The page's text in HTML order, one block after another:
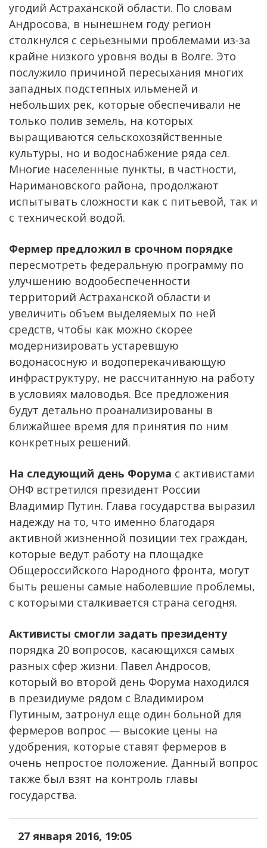
угодий Астраханской области. По словам
Андросова, в нынешнем году регион
столкнулся с серьезными проблемами из-за
крайне низкого уровня воды в Волге. Это
послужило причиной пересыхания многих
западных подстепных ильменей и
небольших рек, которые обеспечивали не
только полив земель, на которых
выращиваются сельскохозяйственные
культуры, но и водоснабжение ряда сел.
Многие населенные пункты, в частности,
Наримановского района, продолжают
испытывать сложности как с питьевой, так и
с технической водой.
Фермер предложил в срочном порядке
пересмотреть федеральную программу по
улучшению водообеспеченности
территорий Астраханской области и
увеличить объем выделяемых по ней
средств, чтобы как можно скорее
модернизировать устаревшую
водонасосную и водоперекачивающую
инфраструктуру, не рассчитанную на работу
в условиях маловодья. Все предложения
будут детально проанализированы в
ближайшее время для принятия по ним
конкретных решений.
На следующий день Форума с активистами
ОНФ встретился президент России
Владимир Путин. Глава государства выразил
надежду на то, что именно благодаря
активной жизненной позиции тех граждан,
которые ведут работу на площадке
Общероссийского Народного фронта, могут
быть решены самые наболевшие проблемы,
с которыми сталкивается страна сегодня.
Активисты смогли задать президенту
порядка 20 вопросов, касающихся самых
разных сфер жизни. Павел Андросов,
который во второй день Форума находился
в президиуме рядом с Владимиром
Путиным, затронул еще один больной для
фермеров вопрос — высокие цены на
удобрения, которые ставят фермеров в
очень непростое положение. Данный вопрос
также был взят на контроль главы
государства.
27 января 2016, 19:05